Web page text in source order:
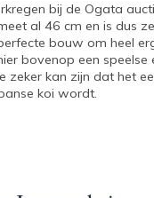
bij de Ogata
al 46 cm en is dus
bouw om heel
bovenop een speelse
zeker kan zijn dat het
koi wordt.